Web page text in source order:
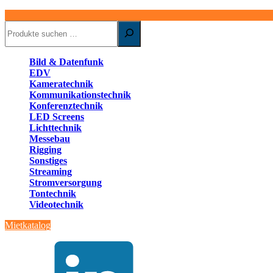
Bild & Datenfunk
EDV
Kameratechnik
Kommunikationstechnik
Konferenztechnik
LED Screens
Lichttechnik
Messebau
Rigging
Sonstiges
Streaming
Stromversorgung
Tontechnik
Videotechnik
Mietkatalog